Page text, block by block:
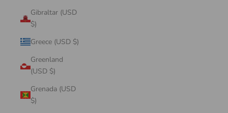
Gibraltar (USD
$)
Greece (USD $)
Greenland
(USD $)
Grenada (USD
$)